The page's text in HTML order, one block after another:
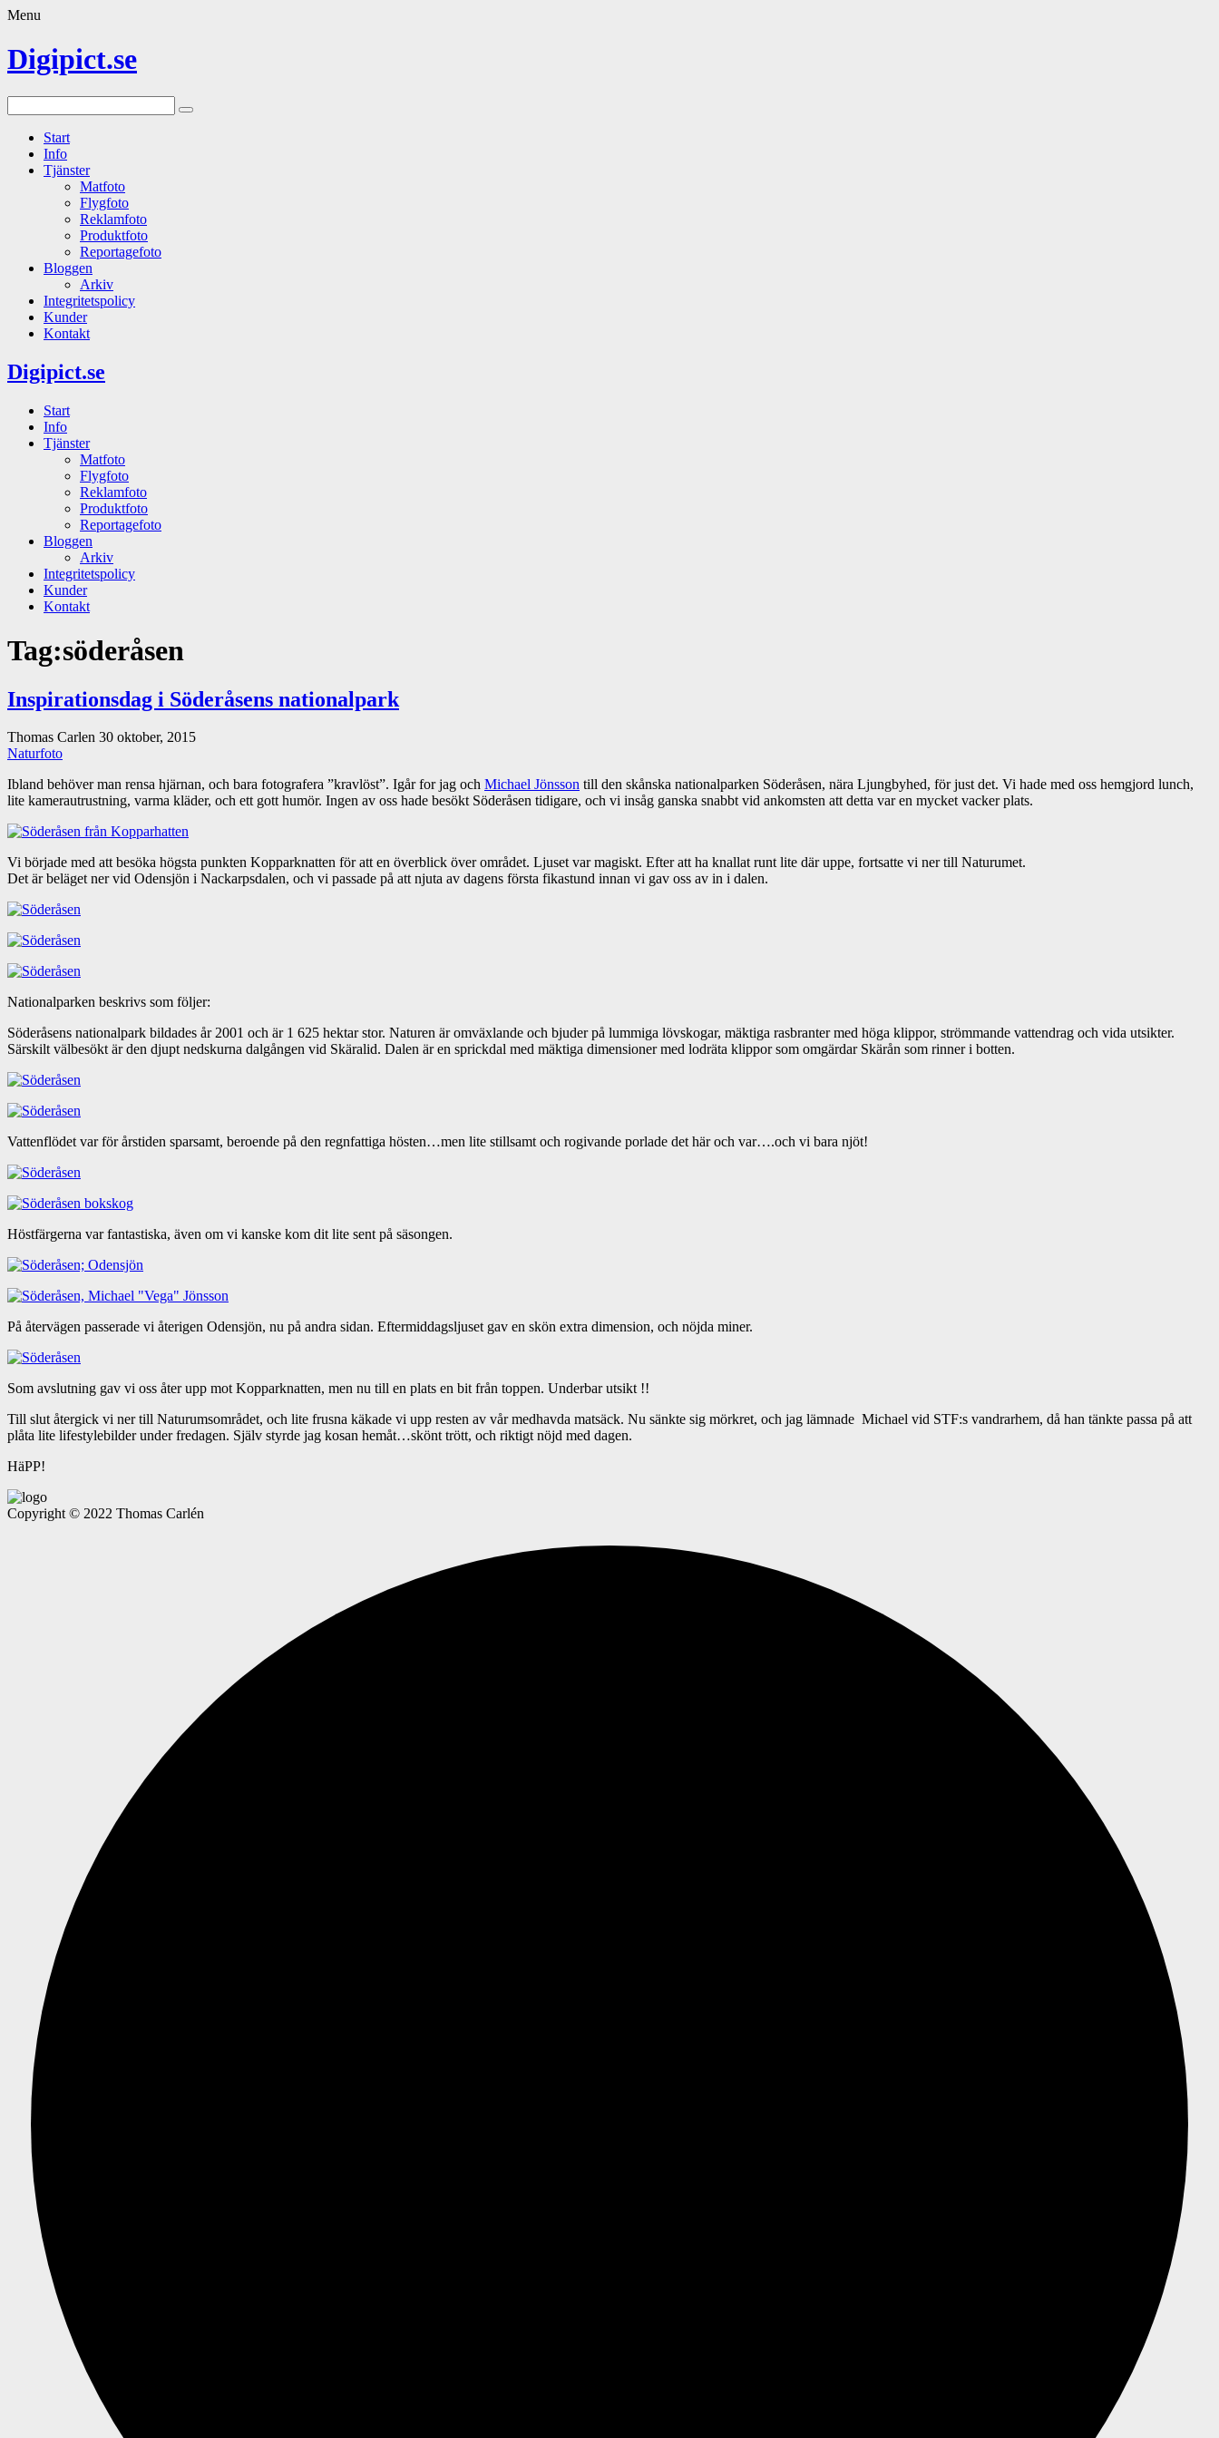
Menu
Digipict.se
Start
Info
Tjänster
Matfoto
Flygfoto
Reklamfoto
Produktfoto
Reportagefoto
Bloggen
Arkiv
Integritetspolicy
Kunder
Kontakt
Digipict.se
Start
Info
Tjänster
Matfoto
Flygfoto
Reklamfoto
Produktfoto
Reportagefoto
Bloggen
Arkiv
Integritetspolicy
Kunder
Kontakt
Tag:söderåsen
Inspirationsdag i Söderåsens nationalpark
Thomas Carlen 30 oktober, 2015
Naturfoto
Ibland behöver man rensa hjärnan, och bara fotografera ”kravlöst”. Igår for jag och Michael Jönsson till den skånska nationalparken Söderåsen, nära Ljungbyhed, för just det. Vi hade med oss hemgjord lunch,
lite kamerautrustning, varma kläder, och ett gott humör. Ingen av oss hade besökt Söderåsen tidigare, och vi insåg ganska snabbt vid ankomsten att detta var en mycket vacker plats.
Vi började med att besöka högsta punkten Kopparknatten för att en överblick över området. Ljuset var magiskt. Efter att ha knallat runt lite där uppe, fortsatte vi ner till Naturumet.
Det är beläget ner vid Odensjön i Nackarpsdalen, och vi passade på att njuta av dagens första fikastund innan vi gav oss av in i dalen.
Nationalparken beskrivs som följer:
Söderåsens nationalpark bildades år 2001 och är 1 625 hektar stor. Naturen är omväxlande och bjuder på lummiga lövskogar, mäktiga rasbranter med höga klippor, strömmande vattendrag och vida utsikter.
Särskilt välbesökt är den djupt nedskurna dalgången vid Skäralid. Dalen är en sprickdal med mäktiga dimensioner med lodräta klippor som omgärdar Skärån som rinner i botten.
Vattenflödet var för årstiden sparsamt, beroende på den regnfattiga hösten…men lite stillsamt och rogivande porlade det här och var….och vi bara njöt!
Höstfärgerna var fantastiska, även om vi kanske kom dit lite sent på säsongen.
På återvägen passerade vi återigen Odensjön, nu på andra sidan. Eftermiddagsljuset gav en skön extra dimension, och nöjda miner.
Som avslutning gav vi oss åter upp mot Kopparknatten, men nu till en plats en bit från toppen. Underbar utsikt !!
Till slut återgick vi ner till Naturumsområdet, och lite frusna käkade vi upp resten av vår medhavda matsäck. Nu sänkte sig mörkret, och jag lämnade Michael vid STF:s vandrarhem, då han tänkte passa på att
plåta lite lifestylebilder under fredagen. Själv styrde jag kosan hemåt…skönt trött, och riktigt nöjd med dagen.
HäPP!
Copyright © 2022 Thomas Carlén